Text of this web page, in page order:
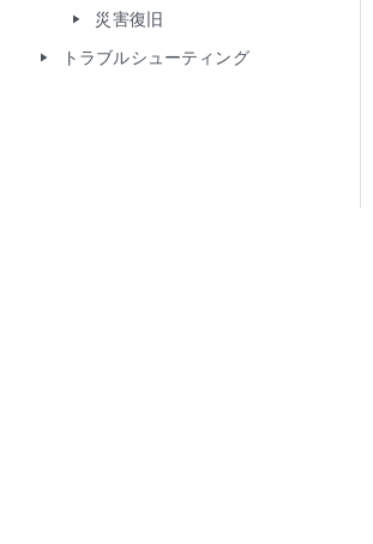
play_arrow 災害復旧
play_arrow トラブルシューティング